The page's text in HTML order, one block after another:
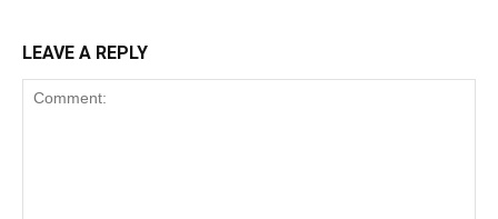
LEAVE A REPLY